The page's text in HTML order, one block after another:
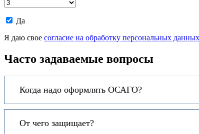
Даю
на
моих
персональных
Да
Я даю свое согласие на обработку персональных данных
Часто задаваемые вопросы
Когда надо оформлять ОСАГО?
От чего защищает?